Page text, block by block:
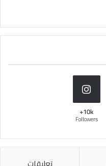
10k+
Followers